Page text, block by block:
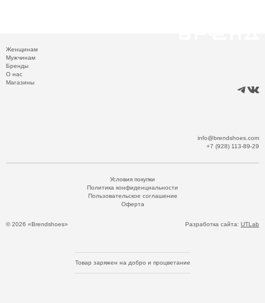
Женщинам
Мужчинам
Бренды
О нас
Магазины
info@brendshoes.com
+7 (928) 113-89-29
© 2026 «Brendshoes»
Условия покупки
Политика конфиденциальности
Пользовательское соглашение
Оферта
Разработка сайта: UTLab
Товар заряжен на добро и процветание